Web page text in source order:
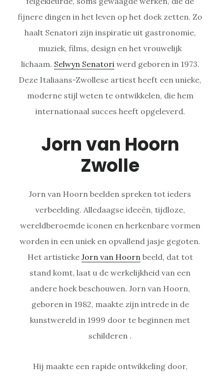
fijnere dingen in het leven op het doek zetten. Zo
haalt Senatori zijn inspiratie uit gastronomie,
muziek, films, design en het vrouwelijk
lichaam. Selwyn Senatori werd geboren in 1973.
Deze Italiaans-Zwollese artiest heeft een unieke,
moderne stijl weten te ontwikkelen, die hem
internationaal succes heeft opgeleverd.
Jorn van Hoorn
Zwolle
Jorn van Hoorn beelden spreken tot ieders
verbeelding. Alledaagse ideeën, tijdloze,
wereldberoemde iconen en herkenbare vormen
worden in een uniek en opvallend jasje gegoten.
Het artistieke Jorn van Hoorn beeld, dat tot
stand komt, laat u de werkelijkheid van een
andere hoek beschouwen. Jorn van Hoorn,
geboren in 1982, maakte zijn intrede in de
kunstwereld in 1999 door te beginnen met
schilderen .
Hij maakte een rapide ontwikkeling door,